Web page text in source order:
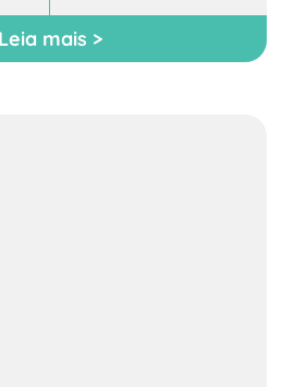
Leia mais >